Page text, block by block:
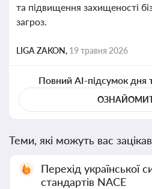
та підвищення захищеності
загроз.
LIGA ZAKON, 19 травня 2026
Повний AI-підсумок дня
Теми, які можуть вас
Перехід
стандартів NACE